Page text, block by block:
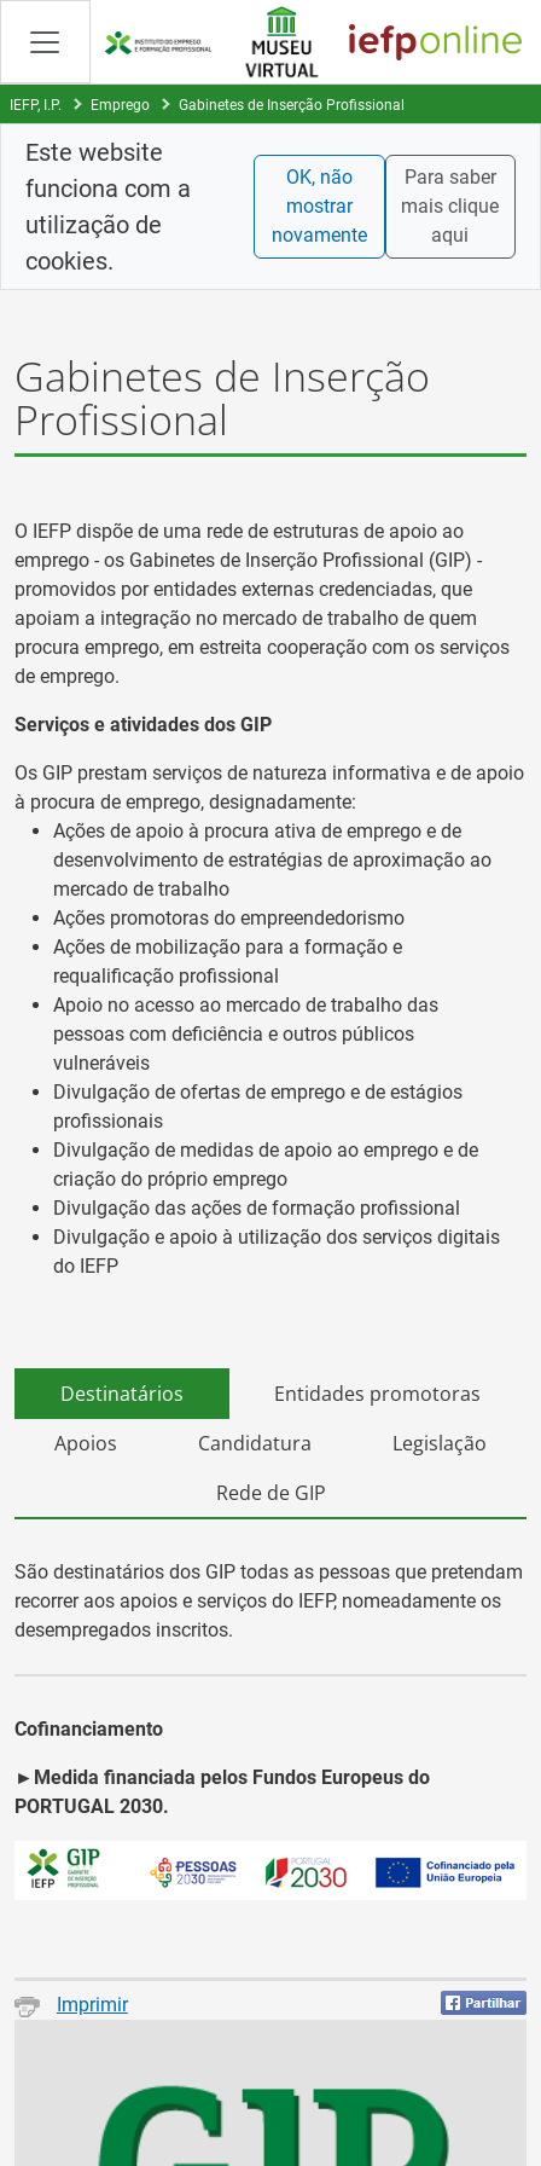
Skip
Content
IEFP, I.P. Emprego Gabinetes de Inserção Profissional
Este website
funciona com a
utilização de
cookies.
OK, não
mostrar
novamente
Para saber
mais clique
aqui
Gabinetes de Inserção
Profissional
O IEFP dispõe de uma rede de estruturas de apoio ao
emprego - os Gabinetes de Inserção Profissional (GIP) -
promovidos por entidades externas credenciadas, que
apoiam a integração no mercado de trabalho de quem
procura emprego, em estreita cooperação com os serviços
de emprego.
Serviços e atividades dos GIP
Os GIP prestam serviços de natureza informativa e de apoio
à procura de emprego, designadamente:
Ações de apoio à procura ativa de emprego e de
desenvolvimento de estratégias de aproximação ao
mercado de trabalho
Ações promotoras do empreendedorismo
Ações de mobilização para a formação e
requalificação profissional
Apoio no acesso ao mercado de trabalho das
pessoas com deficiência e outros públicos
vulneráveis
Divulgação de ofertas de emprego e de estágios
profissionais
Divulgação de medidas de apoio ao emprego e de
criação do próprio emprego
Divulgação das ações de formação profissional
Divulgação e apoio à utilização dos serviços digitais
do IEFP
Destinatários
Entidades promotoras
Apoios
Candidatura
Legislação
Rede de GIP
São destinatários dos GIP todas as pessoas que pretendam
recorrer aos apoios e serviços do IEFP, nomeadamente os
desempregados inscritos.
Cofinanciamento
►Medida financiada pelos Fundos Europeus do
PORTUGAL 2030.
Imprimir